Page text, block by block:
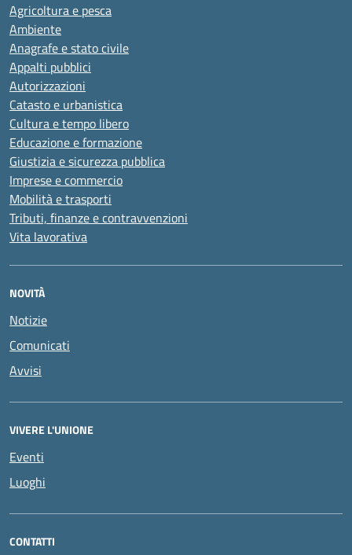
Agricoltura e pesca
Ambiente
Anagrafe e stato civile
Appalti pubblici
Autorizzazioni
Catasto e urbanistica
Cultura e tempo libero
Educazione e formazione
Giustizia e sicurezza pubblica
Imprese e commercio
Mobilità e trasporti
Tributi, finanze e contravvenzioni
Vita lavorativa
NOVITÀ
Notizie
Comunicati
Avvisi
VIVERE L'UNIONE
Eventi
Luoghi
CONTATTI